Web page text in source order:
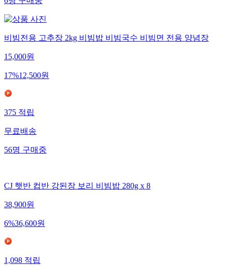
6명구매중
비빔전용 고추장 2kg 비빔밥 비빔국수 비빔면 전용 양념장
15,000원
17%12,500원
375적립
무료배송
56명구매중
CJ 햇반 컵반 강된장 보리 비빔밥 280g x 8
38,900원
6%36,600원
1,098적립